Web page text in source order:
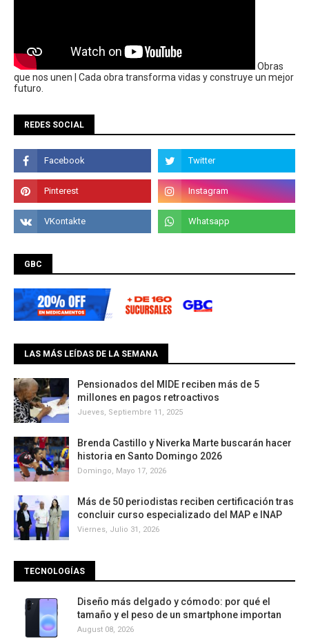
Obras
que nos unen | Cada obra transforma vidas y construye un mejor
futuro.
REDES SOCIAL
GBC
LAS MÁS LEÍDAS DE LA SEMANA
Pensionados del MIDE reciben más de 5
millones en pagos retroactivos
Jueves, Septiembre 11, 2025
Brenda Castillo y Niverka Marte buscarán hacer
historia en Santo Domingo 2026
Domingo, Mayo 17, 2026
Más de 50 periodistas reciben certificación tras
concluir curso especializado del MAP e INAP
Viernes, Julio 31, 2026
TECNOLOGÍAS
Diseño más delgado y cómodo: por qué el
tamaño y el peso de un smartphone importan
August 08, 2026